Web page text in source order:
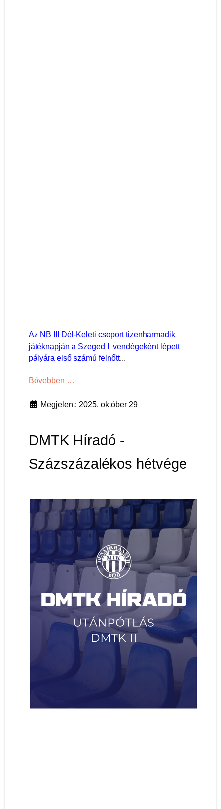
Az NB III Dél-Keleti csoport tizenharmadik
játéknapján a Szeged II vendégeként lépett
pályára első számú felnőtt...
Bővebben …
Megjelent: 2025. október 29
DMTK Híradó -
Százszázalékos hétvége